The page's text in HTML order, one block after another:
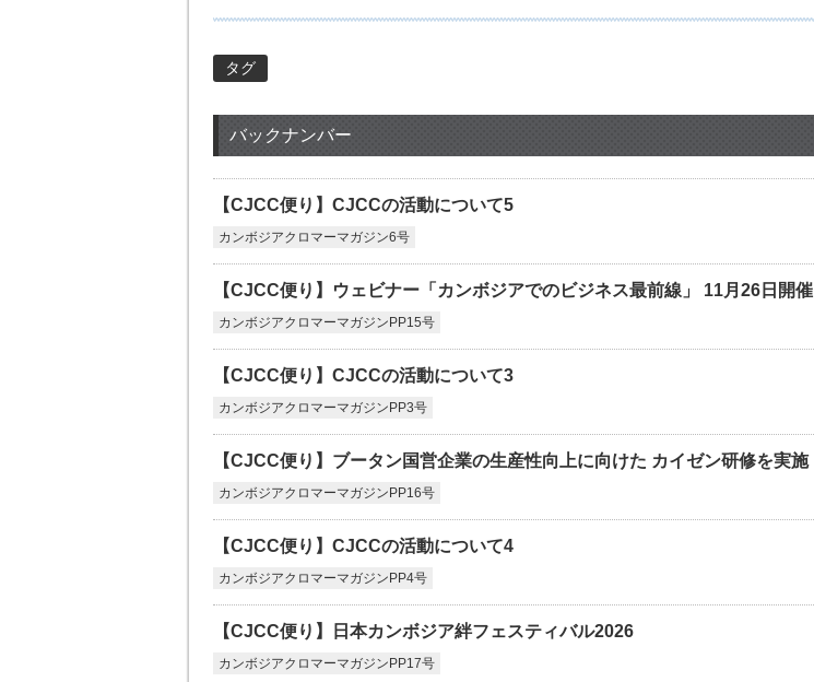
タグ
バックナンバー
【CJCC便り】CJCCの活動について5
カンボジアクロマーマガジン6号
【CJCC便り】ウェビナー「カンボジアでのビジネス最前線」 11月26日開催
カンボジアクロマーマガジンPP15号
【CJCC便り】CJCCの活動について3
カンボジアクロマーマガジンPP3号
【CJCC便り】ブータン国営企業の生産性向上に向けた カイゼン研修を実施
カンボジアクロマーマガジンPP16号
【CJCC便り】CJCCの活動について4
カンボジアクロマーマガジンPP4号
【CJCC便り】日本カンボジア絆フェスティバル2026
カンボジアクロマーマガジンPP17号